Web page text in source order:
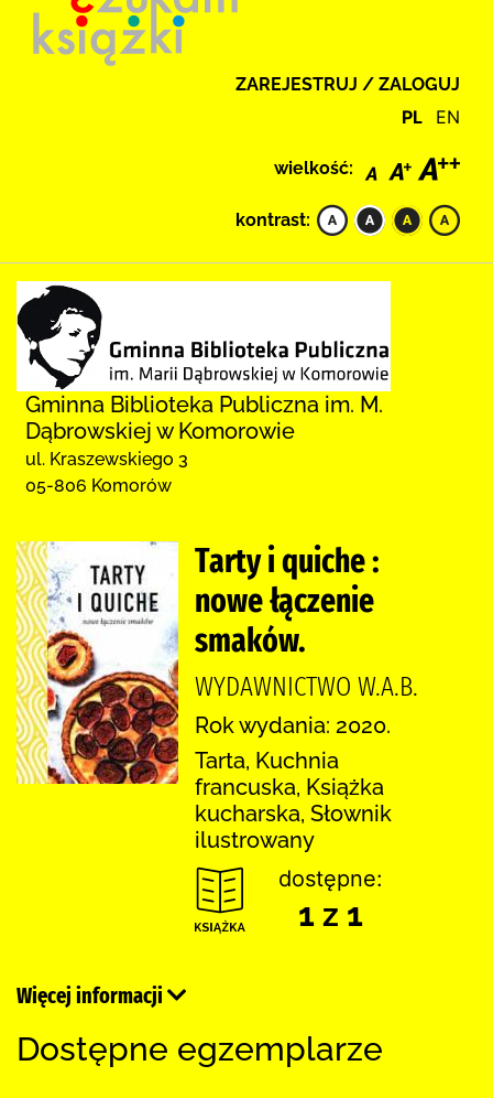
ZAREJESTRUJ / ZALOGUJ
PL EN
wielkość:
kontrast:
Gminna Biblioteka Publiczna im. M.
Dąbrowskiej w Komorowie
ul. Kraszewskiego 3
05-806 Komorów
Tarty i quiche :
nowe łączenie
smaków.
WYDAWNICTWO W.A.B.
Rok wydania: 2020.
Tarta, Kuchnia
francuska, Książka
kucharska, Słownik
ilustrowany
dostępne:
1 z 1
Więcej informacji
Dostępne egzemplarze